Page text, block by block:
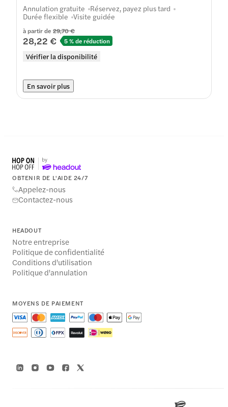
à partir de 29,70 €
28,22 € 5 % de réduction
Vérifier la disponibilité
Annulation gratuite Réservez, payez plus tard
Durée flexible Visite guidée
En savoir plus
OBTENIR DE L'AIDE 24/7
Appelez-nous
Contactez-nous
HEADOUT
Notre entreprise
Politique de confidentialité
Conditions d'utilisation
Politique d'annulation
MOYENS DE PAIEMENT